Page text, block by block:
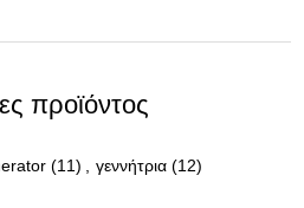
προϊόντος
(11) γεννήτρια (12)